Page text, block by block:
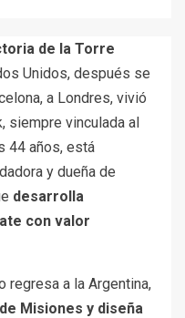
de la Torre
Unidos, después se
a Londres, vivió
siempre vinculada al
44 años, está
y dueña de
desarrolla
con valor
regresa a la Argentina,
Misiones y diseña